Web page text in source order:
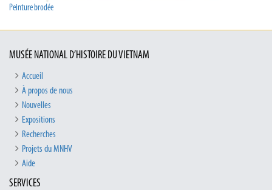
Peinture brodée
MUSÉE NATIONAL D’HISTOIRE DU VIETNAM
Accueil
À propos de nous
Nouvelles
Expositions
Recherches
Projets du MNHV
Aide
SERVICES